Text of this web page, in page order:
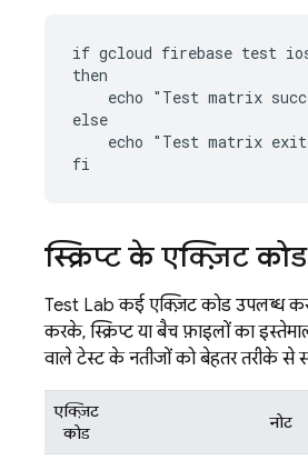
if gcloud firebase test
then
echo "Test matrix
else
echo "Test matrix
स्क्रिप्ट के एक्ज़िट कोड
Test Lab कई एक्ज़िट कोड उपलब्ध
करके, स्क्रिप्ट या बैच फ़ाइलों का
वाले टेस्ट के नतीजों को बेहतर तरीके से
एक्ज़िट
कोड
नोट